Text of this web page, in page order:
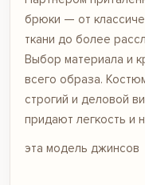
брюки — от
ткани до более
Выбор материала и
всего образа.
строгий и деловой
придают легкость и
эта модель джинсов